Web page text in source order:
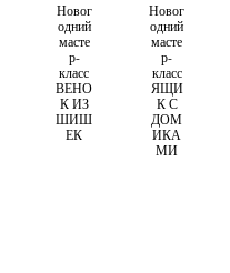
Новог
одний
масте
р-
класс
ВЕНО
К ИЗ
ШИШ
ЕК
Новог
одний
масте
р-
класс
ЯЩИ
К С
ДОМ
ИКА
МИ